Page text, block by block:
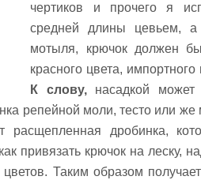
чертиков и прочего я
средней длины цевьем,
мотыля, крючок должен
красного цвета,
К слову,насадкой может
репейной моли, тесто или же
расщепленная дробинка,
привязать крючок на леску,
Таким образом